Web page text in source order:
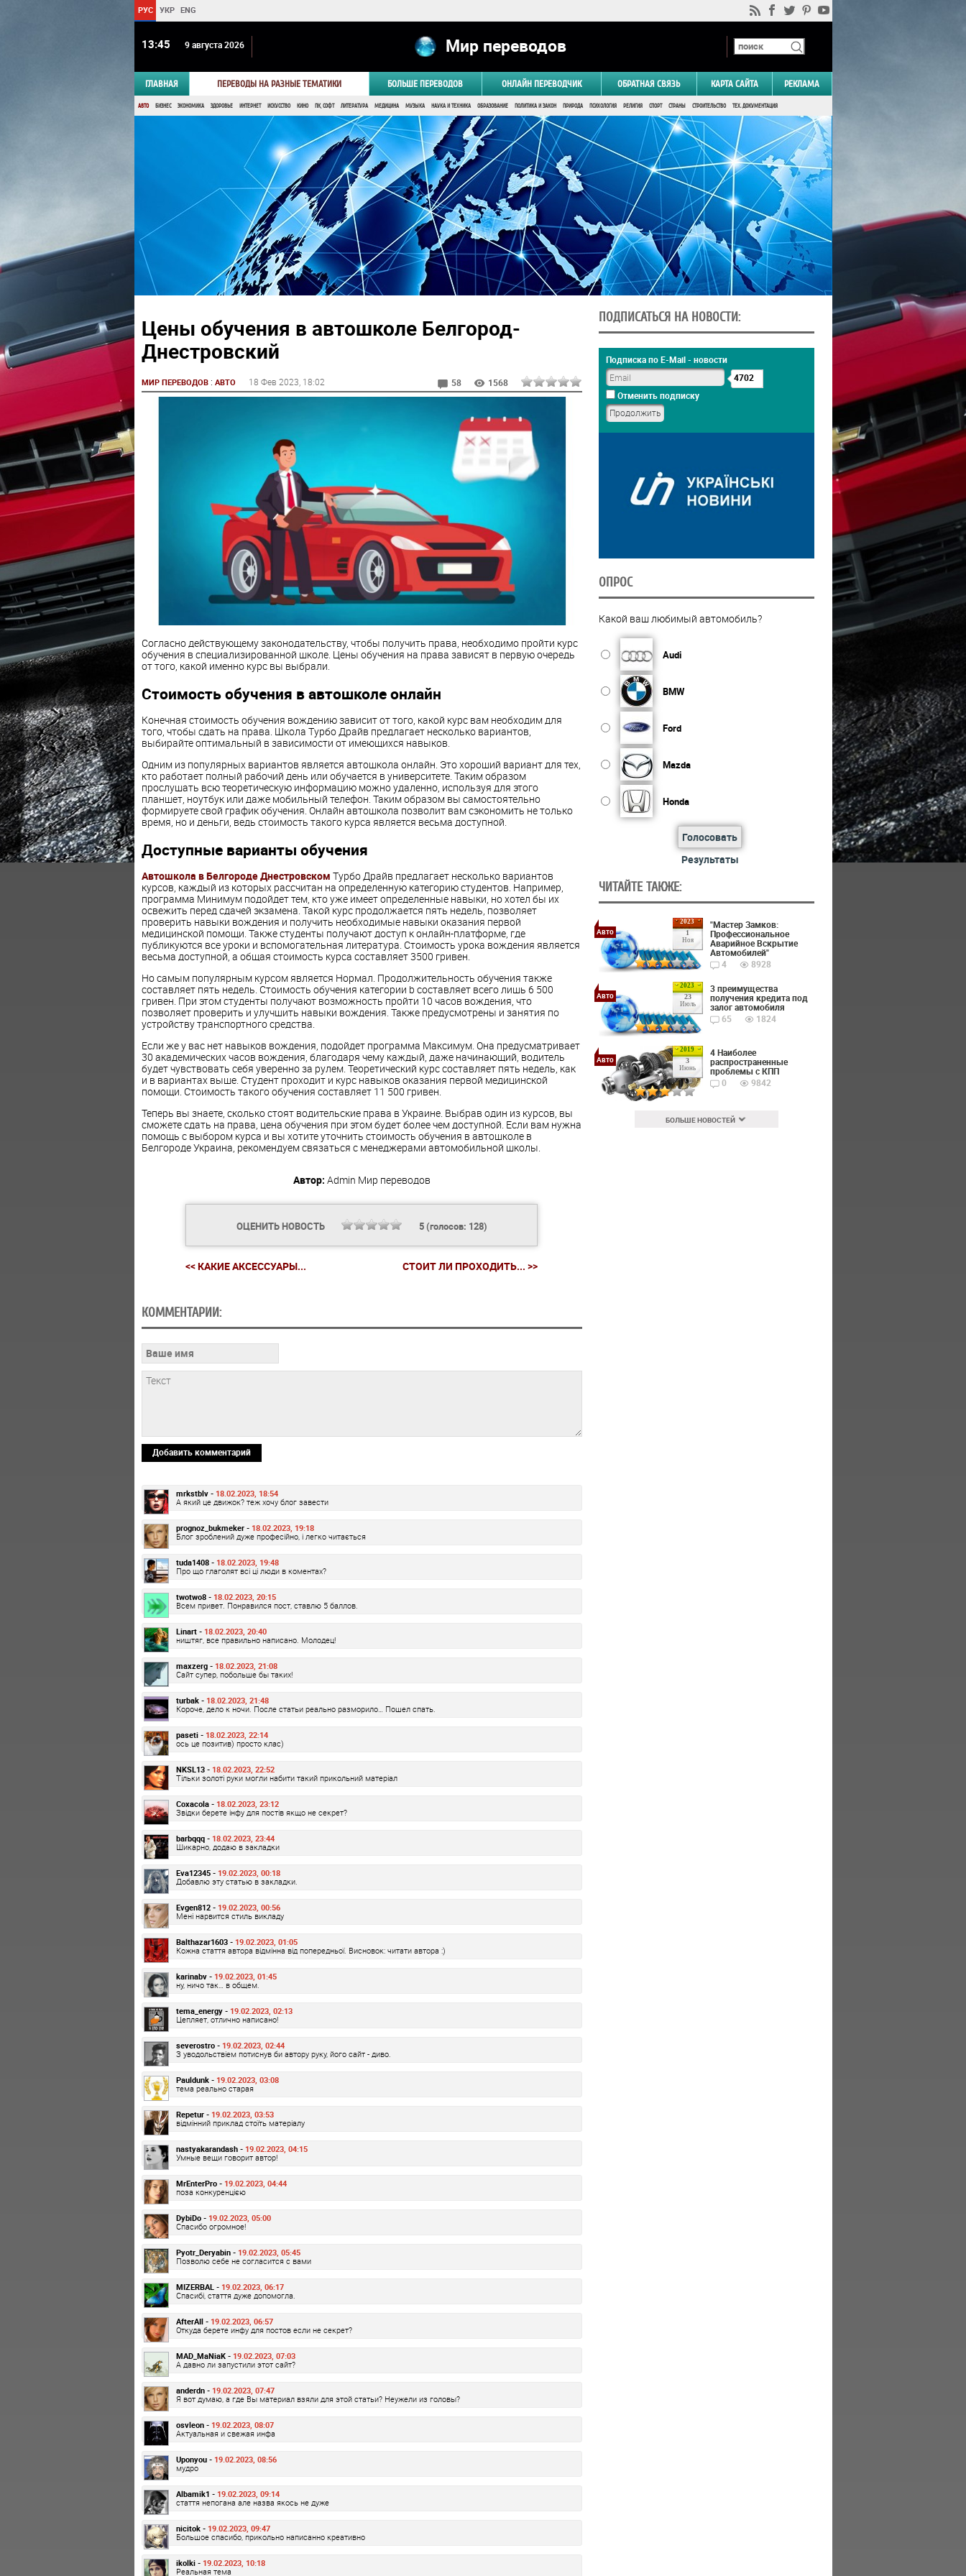
РУС УКР ENG
13 45 9 августа 2026 Мир переводов
ГЛАВНАЯ ПЕРЕВОДЫ НА РАЗНЫЕ ТЕМАТИКИ БОЛЬШЕ ПЕРЕВОДОВ ОНЛАЙН ПЕРЕВОДЧИК ОБРАТНАЯ СВЯЗЬ КАРТА САЙТА РЕКЛАМА
АВТО БИЗНЕС ЭКОНОМИКА ЗДОРОВЬЕ ИНТЕРНЕТ ИСКУССТВО КИНО ПК, СОФТ ЛИТЕРАТУРА МЕДИЦИНА МУЗЫКА НАУКА И ТЕХНИКА ОБРАЗОВАНИЕ ПОЛИТИКА И ЗАКОН ПРИРОДА ПСИХОЛОГИЯ РЕЛИГИЯ СПОРТ СТРАНЫ СТРОИТЕЛЬСТВО ТЕХ. ДОКУМЕНТАЦИЯ
Цены обучения в автошколе Белгород-
Днестровский
МИР ПЕРЕВОДОВ: АВТО 18 Фев 2023 , 18:02 58 1568
Согласно действующему законодательству, чтобы получить права, необходимо пройти курс
обучения в специализированной школе. Цены обучения на права зависят в первую очередь
от того, какой именно курс вы выбрали.
Стоимость обучения в автошколе онлайн
Конечная стоимость обучения вождению зависит от того, какой курс вам необходим для
того, чтобы сдать на права. Школа Турбо Драйв предлагает несколько вариантов,
выбирайте оптимальный в зависимости от имеющихся навыков.
Одним из популярных вариантов является автошкола онлайн. Это хороший вариант для тех,
кто работает полный рабочий день или обучается в университете. Таким образом
прослушать всю теоретическую информацию можно удаленно, используя для этого
планшет, ноутбук или даже мобильный телефон. Таким образом вы самостоятельно
формируете свой график обучения. Онлайн автошкола позволит вам сэкономить не только
время, но и деньги, ведь стоимость такого курса является весьма доступной.
Доступные варианты обучения
Автошкола в Белгороде Днестровском Турбо Драйв предлагает несколько вариантов
курсов, каждый из которых рассчитан на определенную категорию студентов. Например,
программа Минимум подойдет тем, кто уже имеет определенные навыки, но хотел бы их
освежить перед сдачей экзамена. Такой курс продолжается пять недель, позволяет
проверить навыки вождения и получить необходимые навыки оказания первой
медицинской помощи. Также студенты получают доступ к онлайн-платформе, где
публикуются все уроки и вспомогательная литература. Стоимость урока вождения является
весьма доступной, а общая стоимость курса составляет 3500 гривен.
Но самым популярным курсом является Нормал. Продолжительность обучения также
составляет пять недель. Стоимость обучения категории b составляет всего лишь 6 500
гривен. При этом студенты получают возможность пройти 10 часов вождения, что
позволяет проверить и улучшить навыки вождения. Также предусмотрены и занятия по
устройству транспортного средства.
Если же у вас нет навыков вождения, подойдет программа Максимум. Она предусматривает
30 академических часов вождения, благодаря чему каждый, даже начинающий, водитель
будет чувствовать себя уверенно за рулем. Теоретический курс составляет пять недель, как
и в вариантах выше. Студент проходит и курс навыков оказания первой медицинской
помощи. Стоимость такого обучения составляет 11 500 гривен.
Теперь вы знаете, сколько стоят водительские права в Украине. Выбрав один из курсов, вы
сможете сдать на права, цена обучения при этом будет более чем доступной. Если вам нужна
помощь с выбором курса и вы хотите уточнить стоимость обучения в автошколе в
Белгороде Украина, рекомендуем связаться с менеджерами автомобильной школы.
Автор: Admin Мир переводов
ОЦЕНИТЬ НОВОСТЬ 5(голосов: 128)
<< КАКИЕ АКСЕССУАРЫ... СТОИТ ЛИ ПРОХОДИТЬ... >>
КОММЕНТАРИИ:
Добавить комментарий
mrkstblv - 18.02.2023, 18:54
А який це движок? теж хочу блог завести
prognoz_bukmeker - 18.02.2023, 19:18
Блог зроблений дуже професійно, і легко читається
tuda1408 - 18.02.2023, 19:48
Про що глаголят всі ці люди в коментах?
twotwo8 - 18.02.2023, 20:15
Всем привет. Понравился пост, ставлю 5 баллов.
Linart - 18.02.2023, 20:40
ништяг, все правильно написано. Молодец!
maxzerg - 18.02.2023, 21:08
Сайт супер, побольше бы таких!
turbak - 18.02.2023, 21:48
Короче, дело к ночи. После статьи реально разморило… Пошел спать.
paseti - 18.02.2023, 22:14
ось це позитив) просто клас)
NKSL13 - 18.02.2023, 22:52
Тільки золоті руки могли набити такий прикольний матеріал
Coxacola - 18.02.2023, 23:12
Звідки берете інфу для постів якщо не секрет?
barbqqq - 18.02.2023, 23:44
Шикарно, додаю в закладки
Eva12345 - 19.02.2023, 00:18
Добавлю эту статью в закладки.
Evgen812 - 19.02.2023, 00:56
Мені нарвится стиль викладу
Balthazar1603 - 19.02.2023, 01:05
Кожна стаття автора відмінна від попередньої. Висновок: читати автора :)
karinabv - 19.02.2023, 01:45
ну, ничо так… в общем.
tema_energy - 19.02.2023, 02:13
Цепляет, отлично написано!
severostro - 19.02.2023, 02:44
З уводольствіем потиснув би автору руку, його сайт - диво.
Pauldunk - 19.02.2023, 03:08
тема реально старая
Repetur - 19.02.2023, 03:53
відмінний приклад стоїть матеріалу
nastyakarandash - 19.02.2023, 04:15
Умные вещи говорит автор!
MrEnterPro - 19.02.2023, 04:44
поза конкуренцією
DybiDo - 19.02.2023, 05:00
Спасибо огромное!
Pyotr_Deryabin - 19.02.2023, 05:45
Позволю себе не согласится с вами
MIZERBAL - 19.02.2023, 06:17
Спасибі, стаття дуже допомогла.
AfterAIl - 19.02.2023, 06:57
Откуда берете инфу для постов если не секрет?
MAD_MaNiaK - 19.02.2023, 07:03
А давно ли запустили этот сайт?
anderdn - 19.02.2023, 07:47
Я вот думаю, а где Вы материал взяли для этой статьи? Неужели из головы?
osvleon - 19.02.2023, 08:07
Актуальная и свежая инфа
Uponyou - 19.02.2023, 08:56
мудро
Albamik1 - 19.02.2023, 09:14
стаття непогана але назва якось не дуже
nicitok - 19.02.2023, 09:47
Большое спасибо, прикольно написанно креативно
ikolki - 19.02.2023, 10:18
Реальная тема
ПОДПИСАТЬСЯ НА НОВОСТИ:
Подписка по E-Mail - новости
4702
Отменить подписку
ОПРОС
Какой ваш любимый автомобиль?
Audi
BMW
Ford
Mazda
Honda
Голосовать
Результаты
ЧИТАЙТЕ ТАКЖЕ:
2023
1
Ноя
Авто
"Мастер Замков:
Профессиональное
Аварийное Вскрытие
Автомобилей"
4
8928
2023
23
Июль
Авто
3 преимущества
получения кредита под
залог автомобиля
65
1824
2019
3
Июнь
Авто
4 Наиболее
распространенные
проблемы с КПП
0
9842
БОЛЬШЕ НОВОСТЕЙ